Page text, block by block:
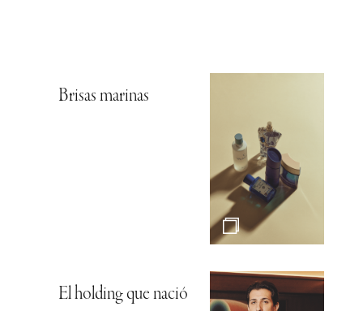
Brisas marinas
El holding que nació